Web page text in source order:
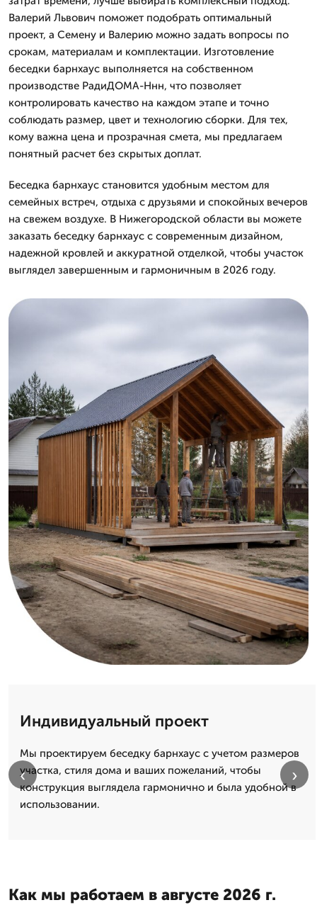
Валерий Львович поможет подобрать оптимальный
проект, а Семену и Валерию можно задать вопросы по
срокам, материалам и комплектации. Изготовление
беседки барнхаус выполняется на собственном
производстве РадиДОМА-Ннн, что позволяет
контролировать качество на каждом этапе и точно
соблюдать размер, цвет и технологию сборки. Для тех,
кому важна цена и прозрачная смета, мы предлагаем
понятный расчет без скрытых доплат.
Беседка барнхаус становится удобным местом для
семейных встреч, отдыха с друзьями и спокойных вечеров
на свежем воздухе. В Нижегородской области вы можете
заказать беседку барнхаус с современным дизайном,
надежной кровлей и аккуратной отделкой, чтобы участок
выглядел завершенным и гармоничным в 2026 году.
Индивидуальный проект
Мы проектируем беседку барнхаус с учетом размеров
участка, стиля дома и ваших пожеланий, чтобы
конструкция выглядела гармонично и была удобной в
использовании.
‹ ›
Как мы работаем в августе 2026 г.